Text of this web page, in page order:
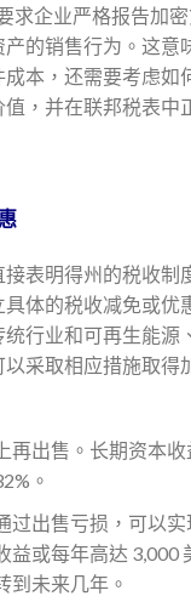
求企业严格报告加
的销售行为。这意
本，还需要考虑如
，并在联邦税表中
表明得州的税收制
体的税收减免或优
行业和可再生能源
采取相应措施取得
再出售。长期资本
。
过出售亏损，可以
益或每年高达 3,000
到未来几年。